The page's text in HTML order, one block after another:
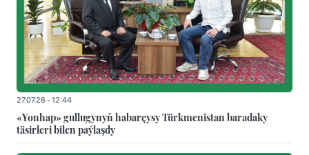
27.07.26 - 12:44
«Yonhap» gullugynyň habarçysy Türkmenistan baradaky
täsirleri bilen paýlaşdy